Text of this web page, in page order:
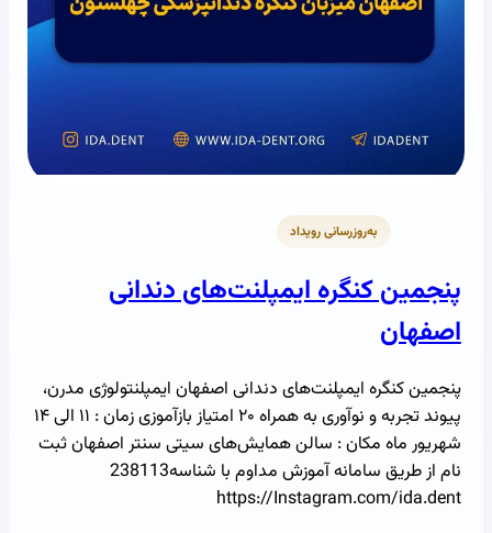
به‌روزرسانی رویداد
پنجمین کنگره ایمپلنت‌های دندانی
اصفهان
پنجمین کنگره ایمپلنت‌های دندانی اصفهان ایمپلنتولوژی مدرن،
پیوند تجربه و نوآوری به همراه ۲۰ امتیاز بازآموزی زمان : ۱۱ الی ۱۴
شهریور ماه مکان : سالن همایش‌های سیتی سنتر اصفهان ثبت
نام از طریق سامانه آموزش مداوم با شناسه238113
https://Instagram.com/ida.dent